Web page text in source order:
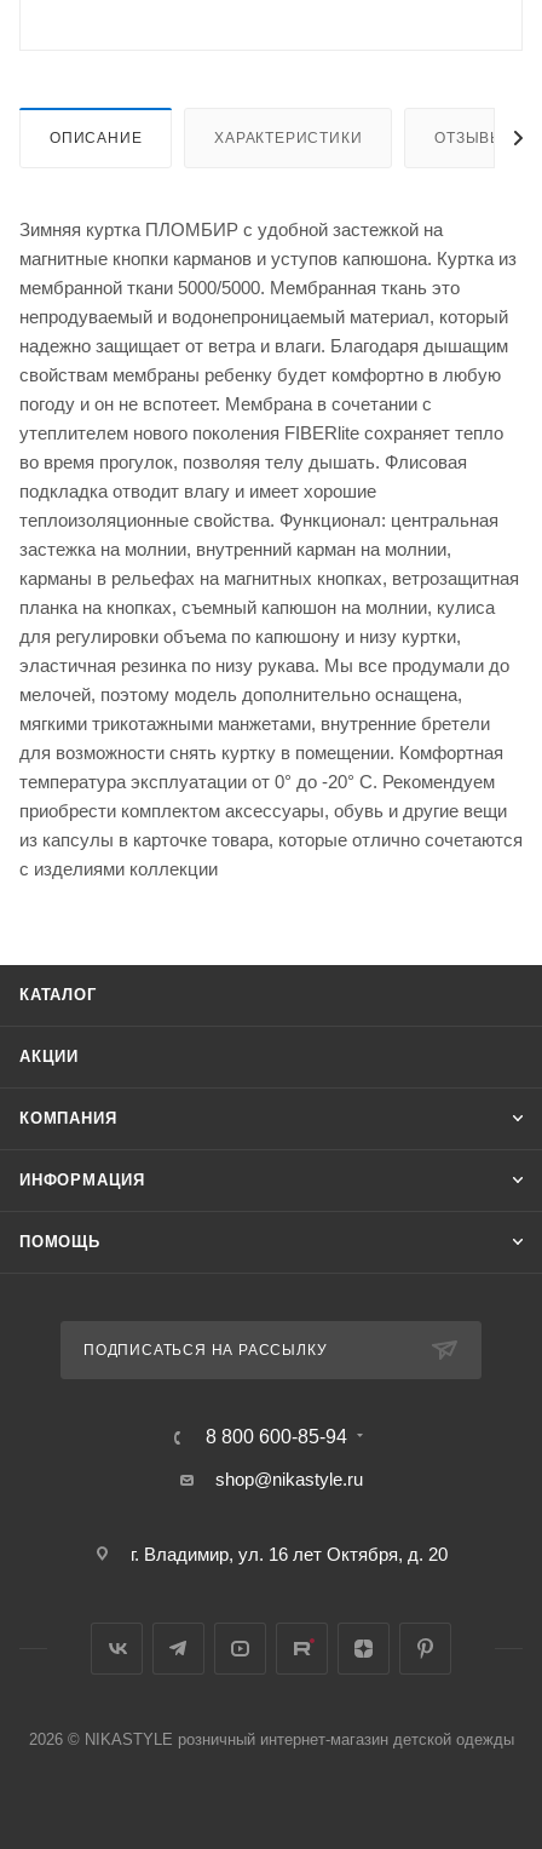
ОПИСАНИЕ ХАРАКТЕРИСТИКИ ОТЗЫВЫ
Зимняя куртка ПЛОМБИР с удобной застежкой на
магнитные кнопки карманов и уступов капюшона. Куртка из
мембранной ткани 5000/5000. Мембранная ткань это
непродуваемый и водонепроницаемый материал, который
надежно защищает от ветра и влаги. Благодаря дышащим
свойствам мембраны ребенку будет комфортно в любую
погоду и он не вспотеет. Мембрана в сочетании с
утеплителем нового поколения FIBERlite сохраняет тепло
во время прогулок, позволяя телу дышать. Флисовая
подкладка отводит влагу и имеет хорошие
теплоизоляционные свойства. Функционал: центральная
застежка на молнии, внутренний карман на молнии,
карманы в рельефах на магнитных кнопках, ветрозащитная
планка на кнопках, съемный капюшон на молнии, кулиса
для регулировки объема по капюшону и низу куртки,
эластичная резинка по низу рукава. Мы все продумали до
мелочей, поэтому модель дополнительно оснащена,
мягкими трикотажными манжетами, внутренние бретели
для возможности снять куртку в помещении. Комфортная
температура эксплуатации от 0° до -20° С. Рекомендуем
приобрести комплектом аксессуары, обувь и другие вещи
из капсулы в карточке товара, которые отлично сочетаются
с изделиями коллекции
КАТАЛОГ
АКЦИИ
КОМПАНИЯ
ИНФОРМАЦИЯ
ПОМОЩЬ
ПОДПИСАТЬСЯ НА РАССЫЛКУ
8 800 600-85-94
shop@nikastyle.ru
г. Владимир, ул. 16 лет Октября, д. 20
2026 © NIKASTYLE розничный интернет-магазин детской одежды